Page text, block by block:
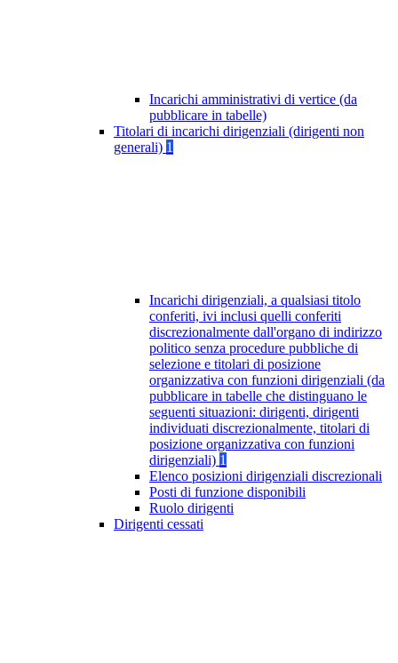
Incarichi amministrativi di vertice (da
pubblicare in tabelle)
Titolari di incarichi dirigenziali (dirigenti non
generali) 1
Incarichi dirigenziali, a qualsiasi titolo
conferiti, ivi inclusi quelli conferiti
discrezionalmente dall'organo di indirizzo
politico senza procedure pubbliche di
selezione e titolari di posizione
organizzativa con funzioni dirigenziali (da
pubblicare in tabelle che distinguano le
seguenti situazioni: dirigenti, dirigenti
individuati discrezionalmente, titolari di
posizione organizzativa con funzioni
dirigenziali) 1
Elenco posizioni dirigenziali discrezionali
Posti di funzione disponibili
Ruolo dirigenti
Dirigenti cessati